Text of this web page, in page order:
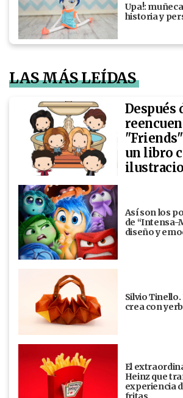
Upa!:
historia y
LAS MÁS LEÍDAS
Después
un libro
Así son los
de “Intensa-
diseño y
Silvio
crea con
El
Heinz que
experiencia